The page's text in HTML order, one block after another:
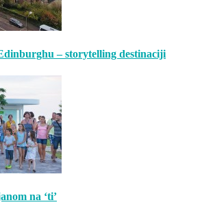
– storytelling destinaciji
na ‘ti’